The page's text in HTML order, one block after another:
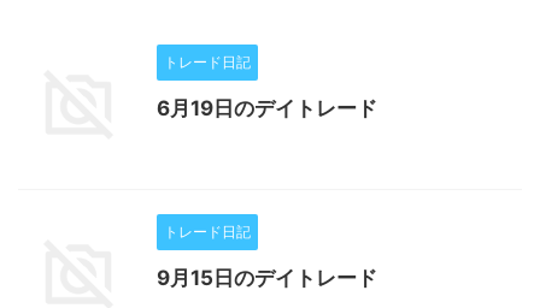
トレード日記
6月19日のデイトレード
トレード日記
9月15日のデイトレード